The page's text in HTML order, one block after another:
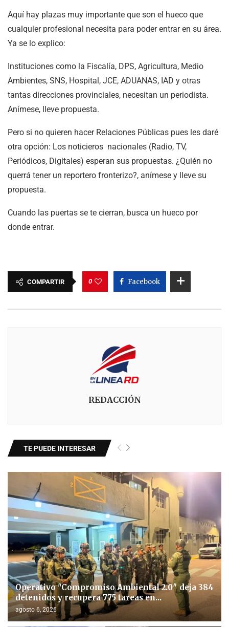
Aquí hay plazas muy importante que son el hueco que
cualquier profesional necesita para poder entrar en su área.
Ya se lo explico:
Instituciones como la Fiscalía, DPS, Agricultura, Medio
Ambientes, SNS, Hospital, JCE, ADUANAS, IAD y otras
tantas direcciones provinciales, necesitan un periodista.
Anímese, lleve propuesta.
Pero si no quieren hacer Relaciones Públicas pues les daré
otra opción: Los noticieros nacionales (Radio, TV,
Periódicos, Digitales) esperan sus propuestas. ¿Quién no
querrá tener un reportero fronterizo?, anímese y lleve su
propuesta.
Cuando las puertas se te cierran, busca un hueco por
donde entrar.
COMPARTIR 0 Facebook
REDACCIÓN
TE PUEDE INTERESAR
Operativo "Compromiso Ambiental 2.0″ deja 384
detenidos y recupera 775 tareas en...
agosto 6, 2026